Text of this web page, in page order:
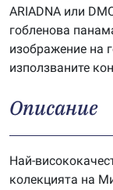
ARIADNA или
гобленова
изображение на
използваните
Описание
Най-
колекцията на